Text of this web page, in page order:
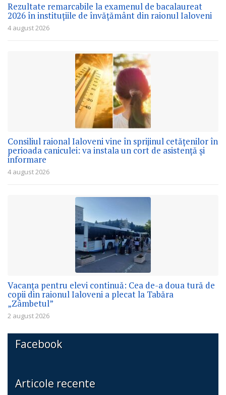
Rezultate remarcabile la examenul de bacalaureat
2026 în instituțiile de învățământ din raionul Ialoveni
4 august 2026
Consiliul raional Ialoveni vine în sprijinul cetățenilor în
perioada caniculei: va instala un cort de asistență și
informare
4 august 2026
Vacanța pentru elevi continuă: Cea de-a doua tură de
copii din raionul Ialoveni a plecat la Tabăra
„Zâmbetul”
2 august 2026
Facebook
Articole recente